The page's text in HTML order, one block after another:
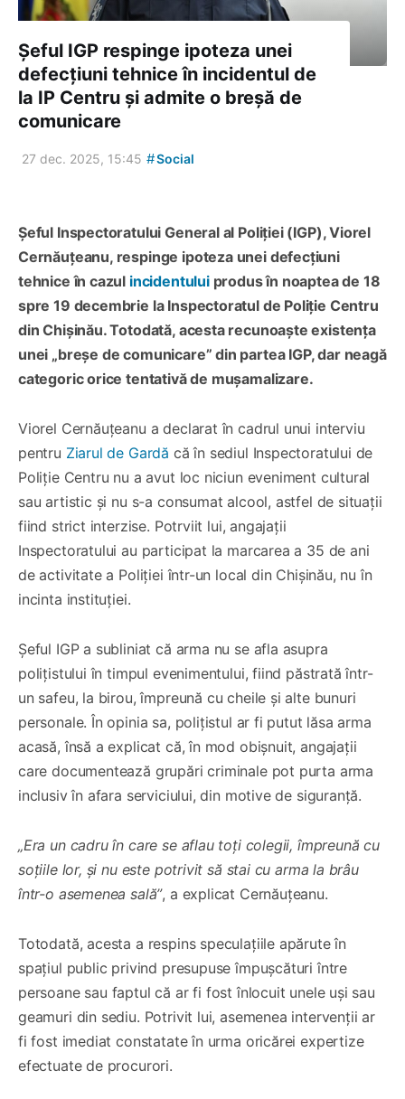
Șeful IGP respinge ipoteza unei
defecțiuni tehnice în incidentul de
la IP Centru și admite o breșă de
comunicare
27 dec. 2025, 15:45 #Social
Șeful Inspectoratului General al Poliției (IGP), Viorel
Cernăuțeanu, respinge ipoteza unei defecțiuni
tehnice în cazul incidentuluiprodus în noaptea de 18
spre 19 decembrie la Inspectoratul de Poliție Centru
din Chișinău. Totodată, acesta recunoaște existența
unei „breșe de comunicare” din partea IGP, dar neagă
categoric orice tentativă de mușamalizare.
Viorel Cernăuțeanu a declarat în cadrul unui interviu
pentru Ziarul de Gardă că în sediul Inspectoratului de
Poliție Centru nu a avut loc niciun eveniment cultural
sau artistic și nu s-a consumat alcool, astfel de situații
fiind strict interzise. Potrviit lui, angajații
Inspectoratului au participat la marcarea a 35 de ani
de activitate a Poliției într-un local din Chișinău, nu în
incinta instituției.
Șeful IGP a subliniat că arma nu se afla asupra
polițistului în timpul evenimentului, fiind păstrată într-
un safeu, la birou, împreună cu cheile și alte bunuri
personale. În opinia sa, polițistul ar fi putut lăsa arma
acasă, însă a explicat că, în mod obișnuit, angajații
care documentează grupări criminale pot purta arma
inclusiv în afara serviciului, din motive de siguranță.
„Era un cadru în care se aflau toți colegii, împreună cu
soțiile lor, și nu este potrivit să stai cu arma la brâu
într-o asemenea sală”, a explicat Cernăuțeanu.
Totodată, acesta a respins speculațiile apărute în
spațiul public privind presupuse împușcături între
persoane sau faptul că ar fi fost înlocuit unele uși sau
geamuri din sediu. Potrivit lui, asemenea intervenții ar
fi fost imediat constatate în urma oricărei expertize
efectuate de procurori.